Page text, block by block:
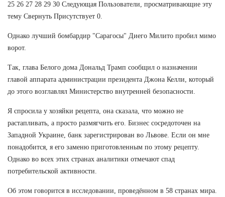
25 26 27 28 29 30 Следующая Пользователи, просматривающие эту
тему Свернуть Присутствует 0.
Однако лучший бомбардир "Сарагосы" Диего Милито пробил мимо
ворот.
Так, глава Белого дома Дональд Трамп сообщил о назначении
главой аппарата администрации президента Джона Келли, который
до этого возглавлял Министерство внутренней безопасности.
Я спросила у хозяйки рецепта, она сказала, что можно не
растапливать, а просто размягчить его. Бизнес сосредоточен на
Западной Украине, банк зарегистрирован во Львове. Если он мне
понадобится, я его заменю приготовленным по этому рецепту.
Однако во всех этих странах аналитики отмечают спад
потребительской активности.
Об этом говорится в исследовании, проведённом в 58 странах мира.